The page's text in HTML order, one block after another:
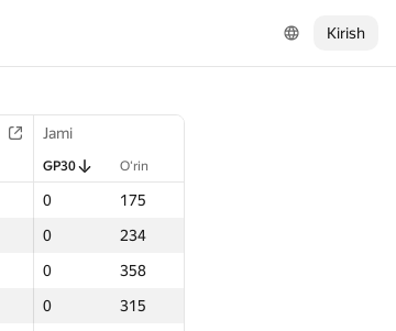
Kirish
Jami
GP30 O‘rin
0
175
0
234
0
358
0
315